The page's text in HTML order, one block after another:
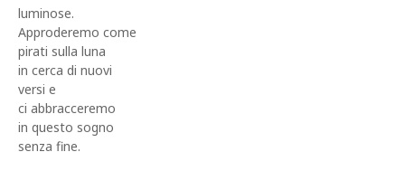
luminose.
Approderemo come
pirati sulla luna
in cerca di nuovi
versi e
ci abbracceremo
in questo sogno
senza fine.